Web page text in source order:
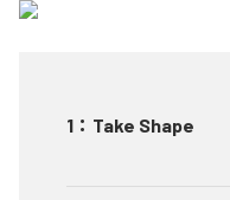
1 ： Take Shape